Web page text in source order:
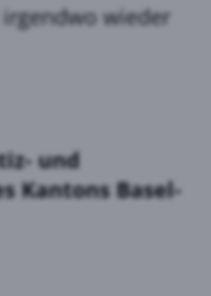
wieder
und
Kantons Basel-